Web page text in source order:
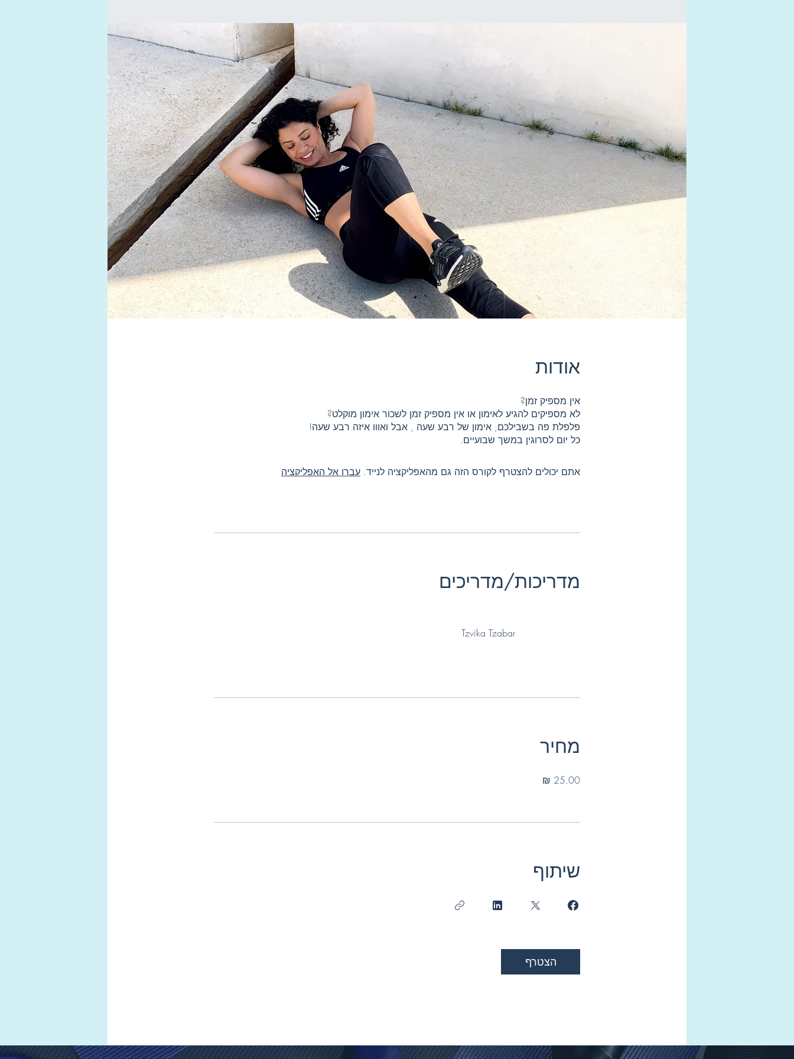
אודות
כל יום לסרוגין במשך שבועיים.
אתם יכולים להצטרף לקורס הזה גם מהאפליקציה לנייד. עברו אל האפליקציה
מדריכות/מדריכים
Tzvika Tzabar
מחיר
שיתוף
הצטרף